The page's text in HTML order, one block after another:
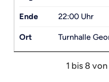
Ende 22:00 Uhr
Ort Turnhalle
1 bis 8